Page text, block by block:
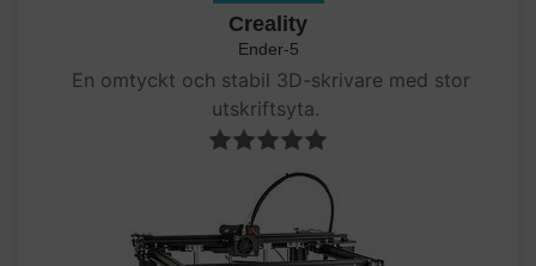
Creality
Ender-5
En omtyckt och stabil 3D-skrivare med stor
utskriftsyta.